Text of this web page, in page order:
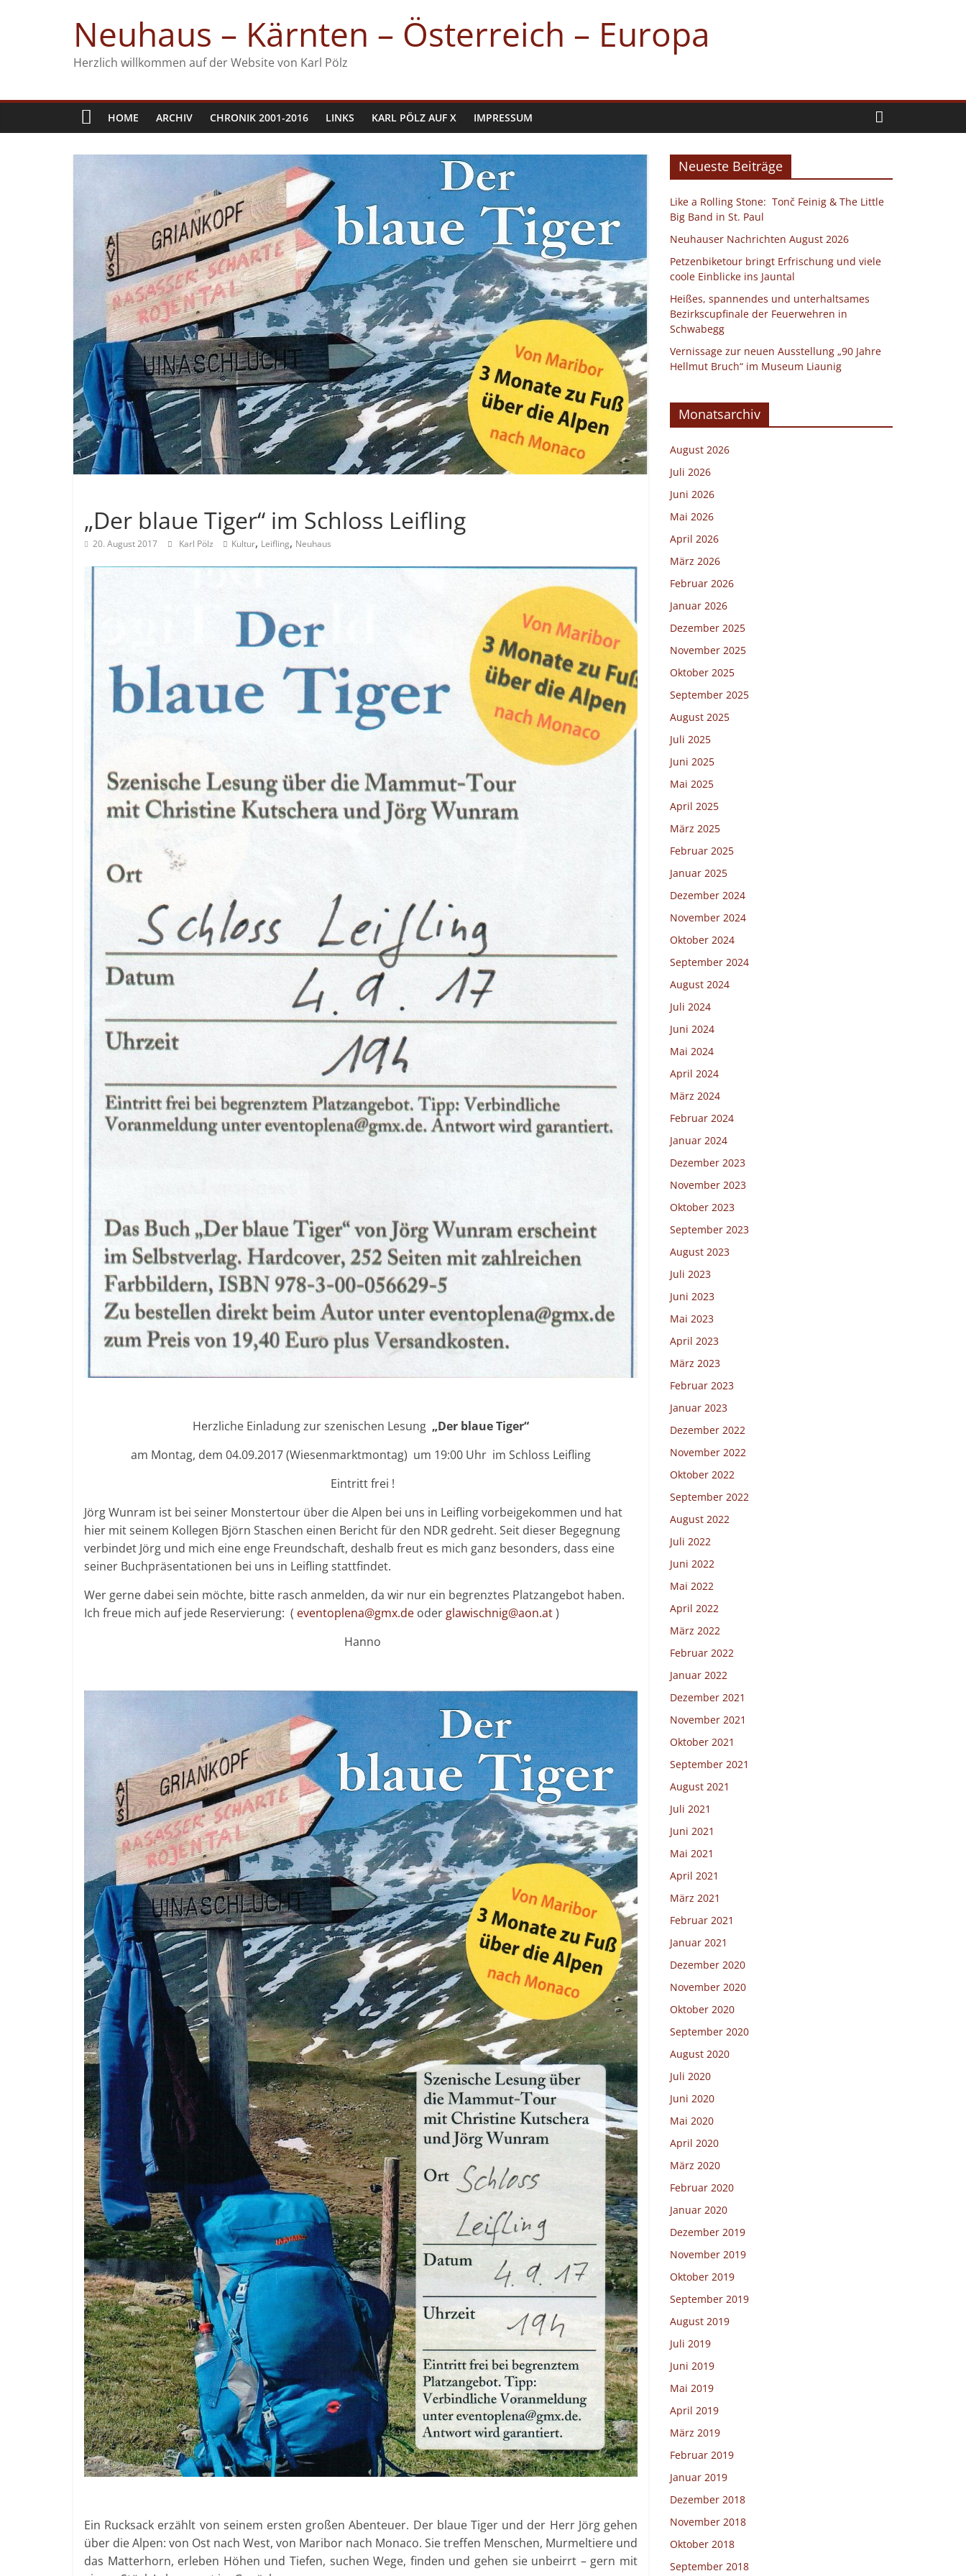
Neuhaus – Kärnten – Österreich – Europa
Herzlich willkommen auf der Website von Karl Pölz
HOME ARCHIV CHRONIK 2001-2016 LINKS KARL PÖLZ AUF X IMPRESSUM
„Der blaue Tiger“ im Schloss Leifling
20. August 2017 Karl Pölz Kultur, Leifling, Neuhaus
Herzliche Einladung zur szenischen Lesung „Der blaue Tiger“
am Montag, dem 04.09.2017 (Wiesenmarktmontag) um 19:00 Uhr im Schloss Leifling
Eintritt frei !
Jörg Wunram ist bei seiner Monstertour über die Alpen bei uns in Leifling vorbeigekommen und hat
hier mit seinem Kollegen Björn Staschen einen Bericht für den NDR gedreht. Seit dieser Begegnung
verbindet Jörg und mich eine enge Freundschaft, deshalb freut es mich ganz besonders, dass eine
seiner Buchpräsentationen bei uns in Leifling stattfindet.
Wer gerne dabei sein möchte, bitte rasch anmelden, da wir nur ein begrenztes Platzangebot haben.
Ich freue mich auf jede Reservierung: ( eventoplena@gmx.de oder glawischnig@aon.at)
Hanno
Ein Rucksack erzählt von seinem ersten großen Abenteuer. Der blaue Tiger und der Herr Jörg gehen
über die Alpen: von Ost nach West, von Maribor nach Monaco. Sie treffen Menschen, Murmeltiere und
das Matterhorn, erleben Höhen und Tiefen, suchen Wege, finden und gehen sie unbeirrt – gern mit
Neueste Beiträge
Like a Rolling Stone: Tonč Feinig & The Little
Big Band in St. Paul
Neuhauser Nachrichten August 2026
Petzenbiketour bringt Erfrischung und viele
coole Einblicke ins Jauntal
Heißes, spannendes und unterhaltsames
Bezirkscupfinale der Feuerwehren in
Schwabegg
Vernissage zur neuen Ausstellung „90 Jahre
Hellmut Bruch“ im Museum Liaunig
Monatsarchiv
August 2026
Juli 2026
Juni 2026
Mai 2026
April 2026
März 2026
Februar 2026
Januar 2026
Dezember 2025
November 2025
Oktober 2025
September 2025
August 2025
Juli 2025
Juni 2025
Mai 2025
April 2025
März 2025
Februar 2025
Januar 2025
Dezember 2024
November 2024
Oktober 2024
September 2024
August 2024
Juli 2024
Juni 2024
Mai 2024
April 2024
März 2024
Februar 2024
Januar 2024
Dezember 2023
November 2023
Oktober 2023
September 2023
August 2023
Juli 2023
Juni 2023
Mai 2023
April 2023
März 2023
Februar 2023
Januar 2023
Dezember 2022
November 2022
Oktober 2022
September 2022
August 2022
Juli 2022
Juni 2022
Mai 2022
April 2022
März 2022
Februar 2022
Januar 2022
Dezember 2021
November 2021
Oktober 2021
September 2021
August 2021
Juli 2021
Juni 2021
Mai 2021
April 2021
März 2021
Februar 2021
Januar 2021
Dezember 2020
November 2020
Oktober 2020
September 2020
August 2020
Juli 2020
Juni 2020
Mai 2020
April 2020
März 2020
Februar 2020
Januar 2020
Dezember 2019
November 2019
Oktober 2019
September 2019
August 2019
Juli 2019
Juni 2019
Mai 2019
April 2019
März 2019
Februar 2019
Januar 2019
Dezember 2018
November 2018
Oktober 2018
September 2018